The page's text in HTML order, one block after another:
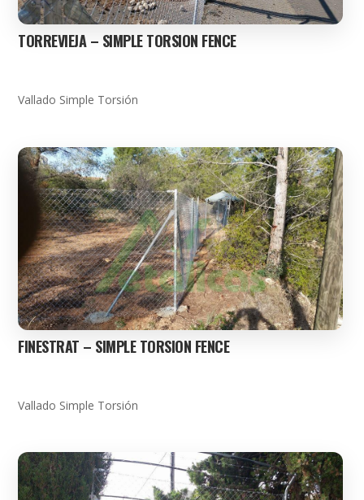
TORREVIEJA – SIMPLE TORSION FENCE
Vallado Simple Torsión
FINESTRAT – SIMPLE TORSION FENCE
Vallado Simple Torsión